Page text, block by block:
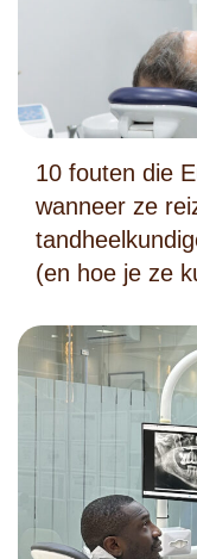
10 fouten die
wanneer ze
(en hoe je ze